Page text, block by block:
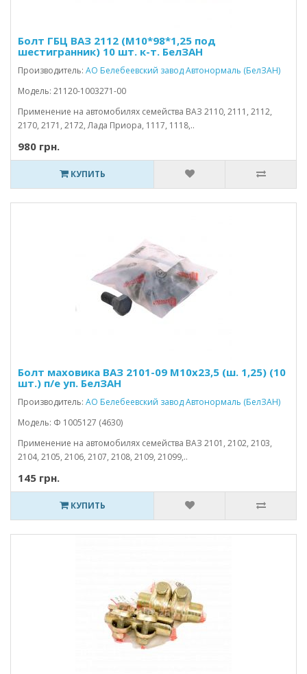
Болт ГБЦ ВАЗ 2112 (М10*98*1,25 под
шестигранник) 10 шт. к-т. БелЗАН
Производитель: АО Белебеевский завод Автонормаль (БелЗАН)
Модель: 21120-1003271-00
Применение на автомобилях семейства ВАЗ 2110, 2111, 2112,
2170, 2171, 2172, Лада Приора, 1117, 1118,..
980 грн.
КУПИТЬ
Болт маховика ВАЗ 2101-09 М10х23,5 (ш. 1,25) (10
шт.) п/е уп. БелЗАН
Производитель: АО Белебеевский завод Автонормаль (БелЗАН)
Модель: Ф 1005127 (4630)
Применение на автомобилях семейства ВАЗ 2101, 2102, 2103,
2104, 2105, 2106, 2107, 2108, 2109, 21099,..
145 грн.
КУПИТЬ